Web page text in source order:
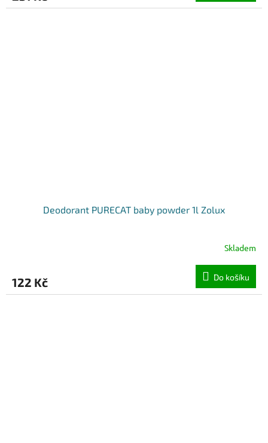
Deodorant PURECAT baby powder 1l Zolux
Skladem
122 Kč Do košíku